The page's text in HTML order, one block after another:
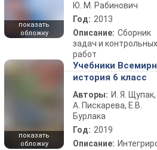
показать
обложку
Ю. М. Рабинович
Год: 2013
Описание: Сборник
задач и контрольных
работ
показать
обложку
Учебники
история 6 класс
Авторы: И. Я.
А. Пискарева, Е.В.
Бурлака
Год: 2019
Описание: